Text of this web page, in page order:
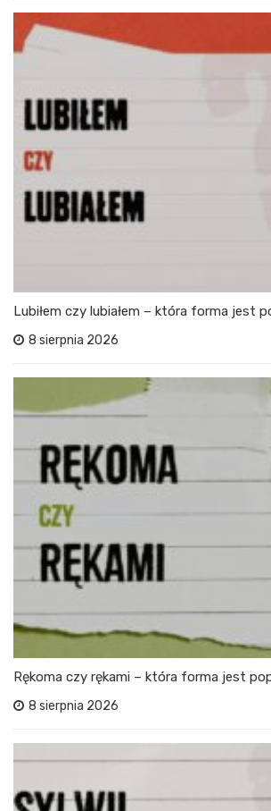
Lubiłem czy lubiałem – która forma jest
8 sierpnia 2026
Rękoma czy rękami – która forma jest
8 sierpnia 2026